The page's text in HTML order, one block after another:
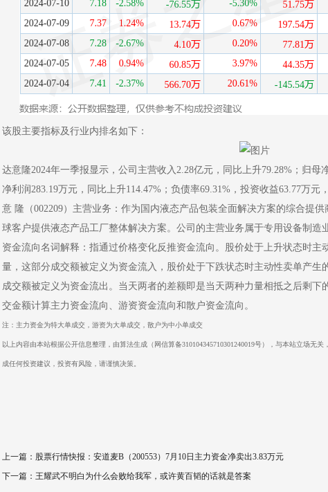
该股主要指标及行业内排名如下：
达意隆2024年一季报显示，公司主营收入2.28亿元，同比上升79.28%；归母
净利润283.19万元，同比上升114.47%；负债率69.31%，投资收益63.77万元
意 隆（002209）主营业务：作为国内液态产品包装全面解决方案的综合提
球客户提供液态产品工厂整体解决方案。公司的主营业务属于专用设备制造
资金流向名词解释：指通过价格变化反推资金流向。股价处于上升状态时主
量，这部分成交额被定义为资金流入，股价处于下跌状态时主动性卖单产生
成交额被定义为资金流出。当天两者的差额即是当天两种力量相抵之后剩
交金额计算主力资金流向、游资资金流向和散户资金流向。
注：主力资金为特大单成交，游资为大单成交，散户为中小单成交
以上内容由本站根据公开信息整理，由算法生成（网信算备310104345710301240019号），与本站立场无
成任何投资建议，投资有风险，请谨慎决策。
上一篇： 股票行情快报：安道麦B（200553）7月10日主力资金净卖出3.83万元
下一篇： 王耀武不明白为什么会败给我军，或许黄百韬的话就是答案